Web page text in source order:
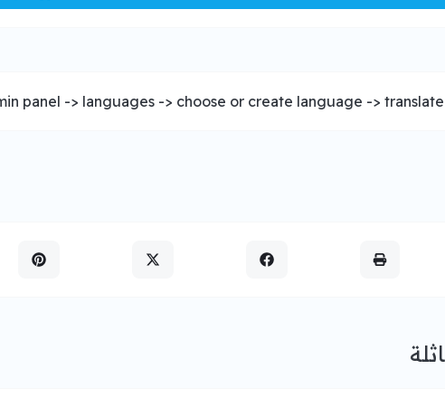
panel -> languages -> choose or create language -> translate